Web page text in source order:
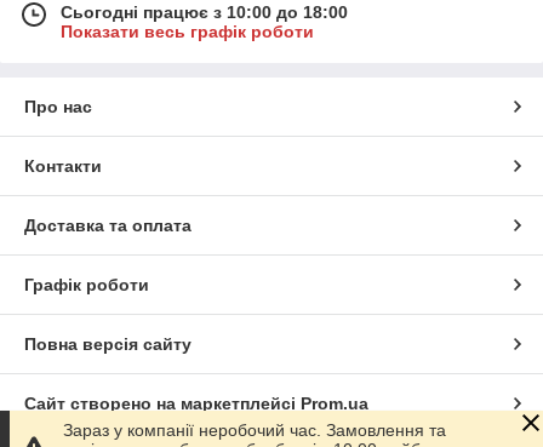
Сьогодні працює з 10:00 до 18:00
Показати весь графік роботи
Про нас
Контакти
Доставка та оплата
Графік роботи
Повна версія сайту
Сайт створено на маркетплейсі Prom.ua
Зараз у компанії неробочий час. Замовлення та